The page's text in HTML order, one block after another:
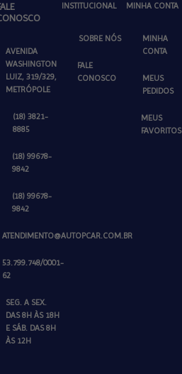
AVENIDA
WASHINGTON
LUIZ, 319/329,
METRÓPOLE
(18) 3821-
8885
(18) 99678-
9842
(18) 99678-
9842
ATENDIMENTO@AUTOPCAR.COM.BR
53.799.748/0001-
62
SEG. A SEX.
DAS 8H ÀS 18H
E SÁB. DAS 8H
ÀS 12H
INSTITUCIONAL
SOBRE NÓS
FALE
CONOSCO
MINHA CONTA
MINHA
CONTA
MEUS
PEDIDOS
MEUS
FAVORITOS